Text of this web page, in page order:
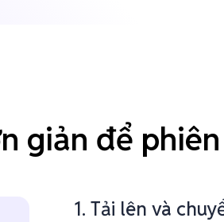
giản để
1. Tải lên và